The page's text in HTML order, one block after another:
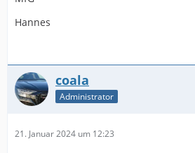
Hannes
coala
Administrator
21. Januar 2024 um 12:23